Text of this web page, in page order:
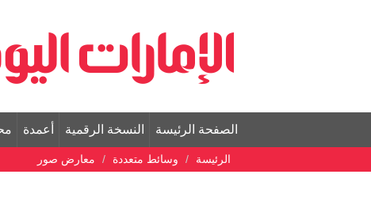
الصفحة الرئيسة النسخة الرقمية أعمدة
الرئيسة وسائط متعددة معارض صور